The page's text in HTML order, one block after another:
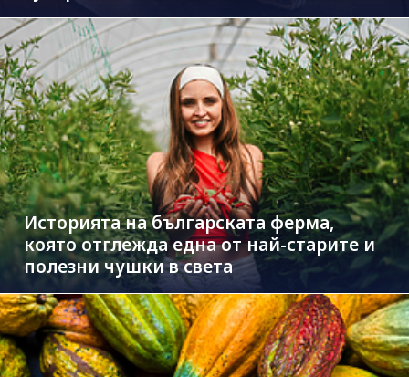
Историята на българската ферма,
която отглежда една от най-старите и
полезни чушки в света